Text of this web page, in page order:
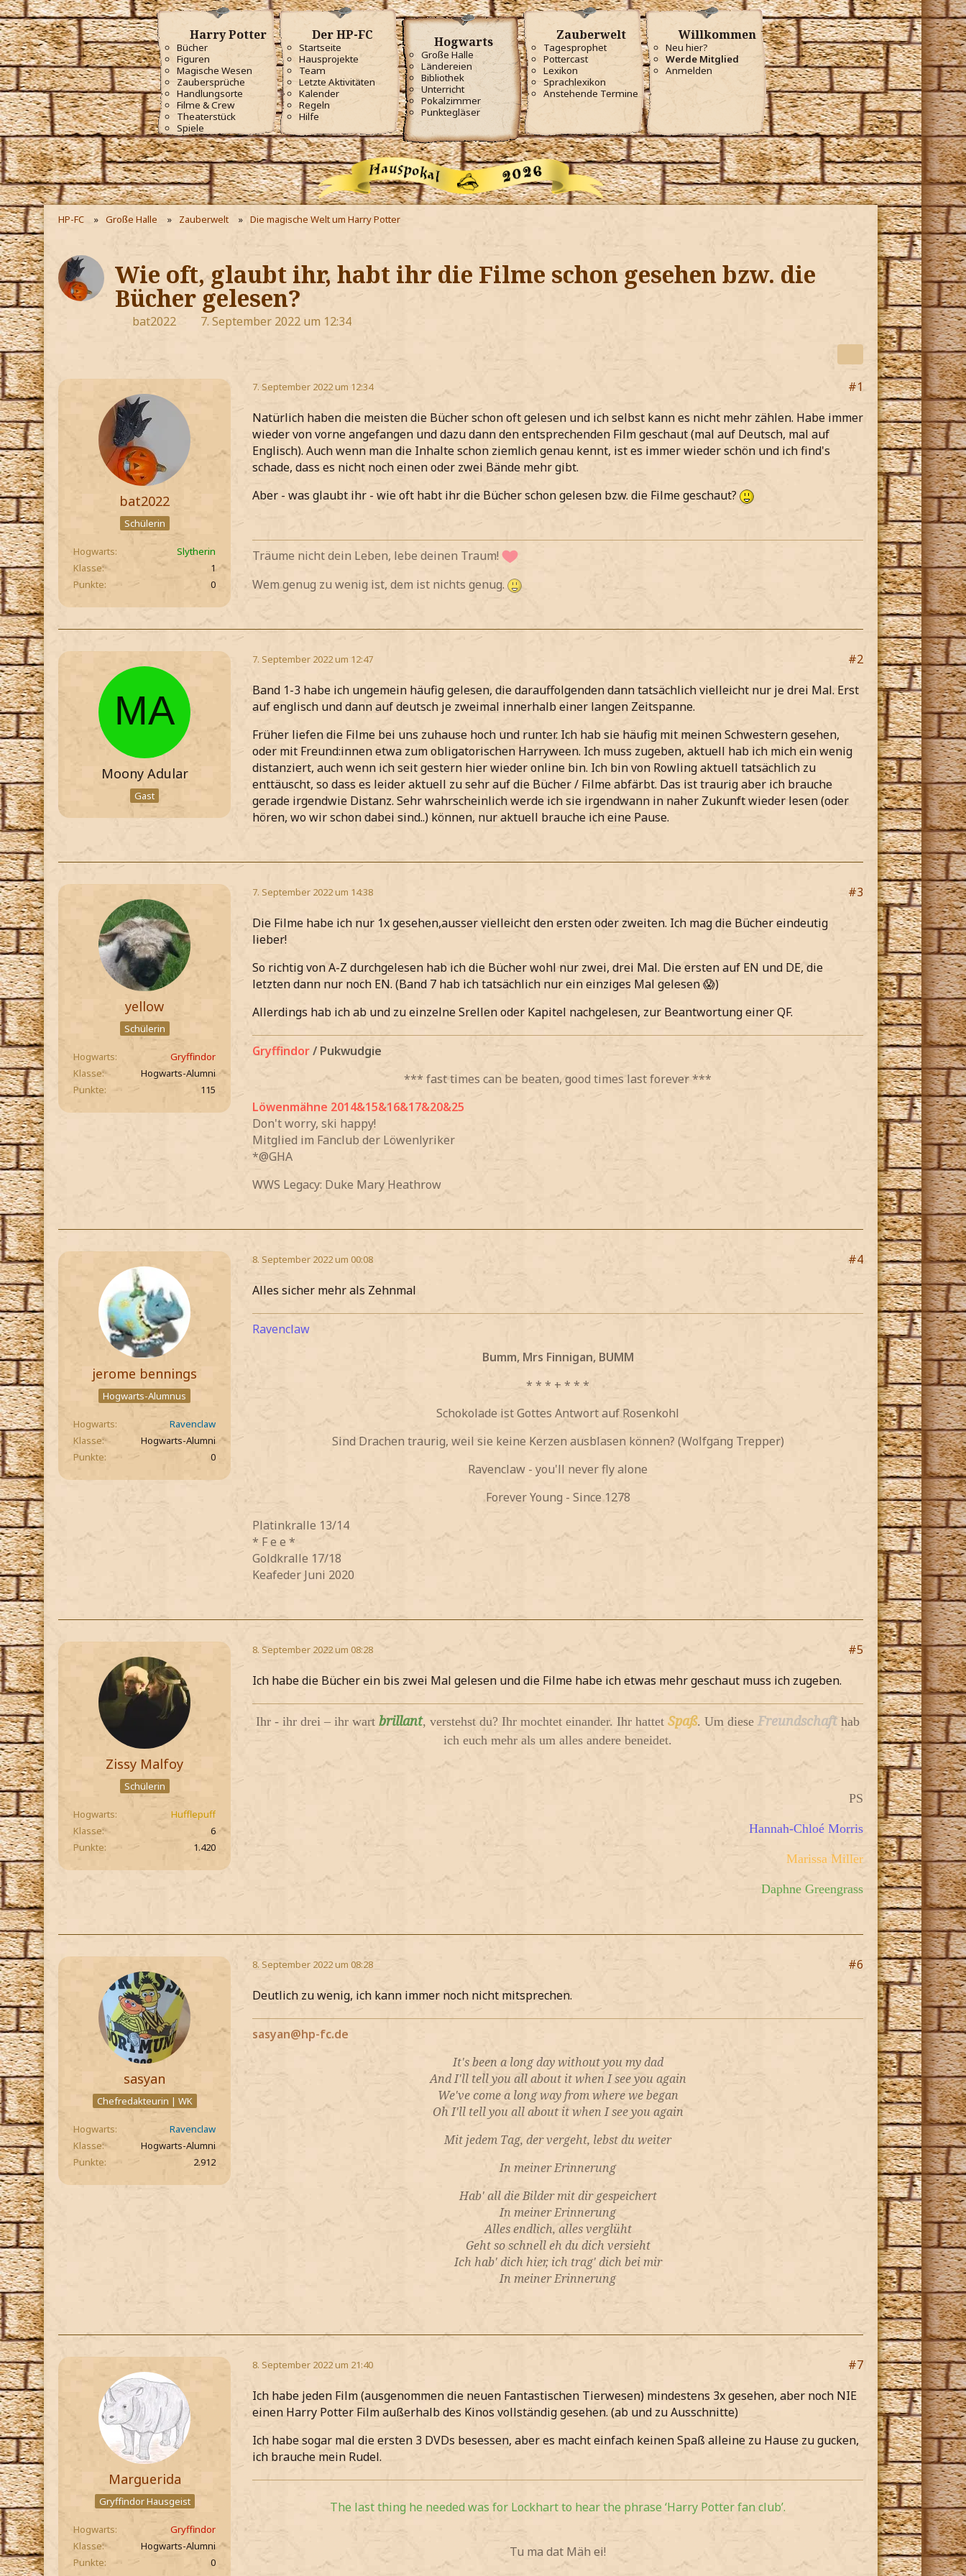
Harry Potter
Bücher
Figuren
Magische Wesen
Zaubersprüche
Handlungsorte
Filme & Crew
Theaterstück
Spiele
Der HP-FC
Startseite
Hausprojekte
Team
Letzte Aktivitäten
Kalender
Regeln
Hilfe
Hogwarts
Große Halle
Ländereien
Bibliothek
Unterricht
Pokalzimmer
Punktegläser
Zauberwelt
Tagesprophet
Pottercast
Lexikon
Sprachlexikon
Anstehende Termine
Willkommen
Neu hier?
Werde Mitglied
Anmelden
HP-FC Große Halle Zauberwelt Die magische Welt um Harry Potter
Wie oft, glaubt ihr, habt ihr die Filme schon gesehen bzw. die
Bücher gelesen?
bat2022 7. September 2022 um 12:34
bat2022
Schülerin
Hogwarts
Slytherin
Klasse
1
Punkte
0
7. September 2022 um 12:34
#1
Natürlich haben die meisten die Bücher schon oft gelesen und ich selbst kann es nicht mehr zählen. Habe immer
wieder von vorne angefangen und dazu dann den entsprechenden Film geschaut (mal auf Deutsch, mal auf
Englisch). Auch wenn man die Inhalte schon ziemlich genau kennt, ist es immer wieder schön und ich find's
schade, dass es nicht noch einen oder zwei Bände mehr gibt.
Aber - was glaubt ihr - wie oft habt ihr die Bücher schon gelesen bzw. die Filme geschaut?
Träume nicht dein Leben, lebe deinen Traum!
Wem genug zu wenig ist, dem ist nichts genug.
Moony Adular
Gast
7. September 2022 um 12:47
#2
Band 1-3 habe ich ungemein häufig gelesen, die darauffolgenden dann tatsächlich vielleicht nur je drei Mal. Erst
auf englisch und dann auf deutsch je zweimal innerhalb einer langen Zeitspanne.
Früher liefen die Filme bei uns zuhause hoch und runter. Ich hab sie häufig mit meinen Schwestern gesehen,
oder mit Freund:innen etwa zum obligatorischen Harryween. Ich muss zugeben, aktuell hab ich mich ein wenig
distanziert, auch wenn ich seit gestern hier wieder online bin. Ich bin von Rowling aktuell tatsächlich zu
enttäuscht, so dass es leider aktuell zu sehr auf die Bücher / Filme abfärbt. Das ist traurig aber ich brauche
gerade irgendwie Distanz. Sehr wahrscheinlich werde ich sie irgendwann in naher Zukunft wieder lesen (oder
hören, wo wir schon dabei sind..) können, nur aktuell brauche ich eine Pause.
yellow
Schülerin
Hogwarts
Gryffindor
Klasse
Hogwarts-Alumni
Punkte
115
7. September 2022 um 14:38
#3
Die Filme habe ich nur 1x gesehen,ausser vielleicht den ersten oder zweiten. Ich mag die Bücher eindeutig
lieber!
So richtig von A-Z durchgelesen hab ich die Bücher wohl nur zwei, drei Mal. Die ersten auf EN und DE, die
letzten dann nur noch EN. (Band 7 hab ich tatsächlich nur ein einziges Mal gelesen 😱)
Allerdings hab ich ab und zu einzelne Srellen oder Kapitel nachgelesen, zur Beantwortung einer QF.
Gryffindor/ Pukwudgie
*** fast times can be beaten, good times last forever ***
Löwenmähne 2014&15&16&17&20&25
Don't worry, ski happy!
Mitglied im Fanclub der Löwenlyriker
*@GHA
WWS Legacy: Duke Mary Heathrow
jerome bennings
Hogwarts-Alumnus
Hogwarts
Ravenclaw
Klasse
Hogwarts-Alumni
Punkte
0
8. September 2022 um 00:08
#4
Alles sicher mehr als Zehnmal
Ravenclaw
Bumm, Mrs Finnigan, BUMM
* * * + * * *
Schokolade ist Gottes Antwort auf Rosenkohl
Sind Drachen traurig, weil sie keine Kerzen ausblasen können? (Wolfgang Trepper)
Ravenclaw - you'll never fly alone
Forever Young - Since 1278
Platinkralle 13/14
* F e e *
Goldkralle 17/18
Keafeder Juni 2020
Zissy Malfoy
Schülerin
Hogwarts
Hufflepuff
Klasse
6
Punkte
1.420
8. September 2022 um 08:28
#5
Ich habe die Bücher ein bis zwei Mal gelesen und die Filme habe ich etwas mehr geschaut muss ich zugeben.
Ihr - ihr drei – ihr wart brillant, verstehst du? Ihr mochtet einander. Ihr hattet Spaß. Um diese Freundschaft hab
ich euch mehr als um alles andere beneidet.
PS
Hannah-Chloé Morris
Marissa Miller
Daphne Greengrass
sasyan
Chefredakteurin | WK
Hogwarts
Ravenclaw
Klasse
Hogwarts-Alumni
Punkte
2.912
8. September 2022 um 08:28
#6
Deutlich zu wenig, ich kann immer noch nicht mitsprechen.
sasyan@hp-fc.de
It's been a long day without you my dad
And I'll tell you all about it when I see you again
We've come a long way from where we began
Oh I'll tell you all about it when I see you again
Mit jedem Tag, der vergeht, lebst du weiter
In meiner Erinnerung
Hab' all die Bilder mit dir gespeichert
In meiner Erinnerung
Alles endlich, alles verglüht
Geht so schnell eh du dich versieht
Ich hab' dich hier, ich trag' dich bei mir
In meiner Erinnerung
Marguerida
Gryffindor Hausgeist
Hogwarts
Gryffindor
Klasse
Hogwarts-Alumni
Punkte
0
8. September 2022 um 21:40
#7
Ich habe jeden Film (ausgenommen die neuen Fantastischen Tierwesen) mindestens 3x gesehen, aber noch NIE
einen Harry Potter Film außerhalb des Kinos vollständig gesehen. (ab und zu Ausschnitte)
Ich habe sogar mal die ersten 3 DVDs besessen, aber es macht einfach keinen Spaß alleine zu Hause zu gucken,
ich brauche mein Rudel.
The last thing he needed was for Lockhart to hear the phrase ‘Harry Potter fan club’.
Tu ma dat Mäh ei!